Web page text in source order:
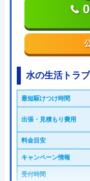
水の生活トラ
最短駆けつけ時間
出張・見積もり費用
料金目安
キャンペーン情報
受付時間